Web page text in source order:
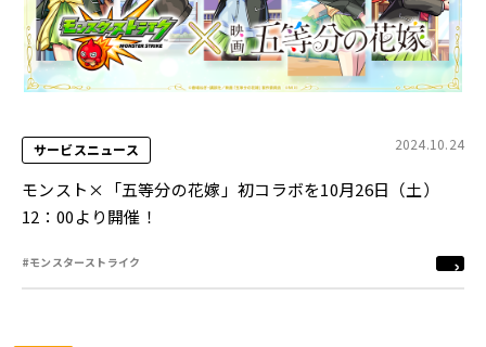
サービスニュース 2024.10.24
モンスト×「五等分の花嫁」初コラボを10月26日（土）
12：00より開催！
#モンスターストライク